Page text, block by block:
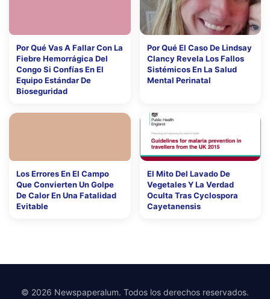
Por Qué Vas A Fallar Con La
Fiebre Hemorrágica Del
Congo Si Confías En El
Equipo Estándar De
Bioseguridad
Por Qué El Caso De Lindsay
Clancy Revela Los Fallos
Sistémicos En La Salud
Mental Perinatal
Los Errores En El Campo
Que Convierten Un Golpe
De Calor En Una Fatalidad
Evitable
El Mito Del Lavado De
Vegetales Y La Verdad
Oculta Tras Cyclospora
Cayetanensis
© 2026 Newspaperalum. Todos los derechos reservados.